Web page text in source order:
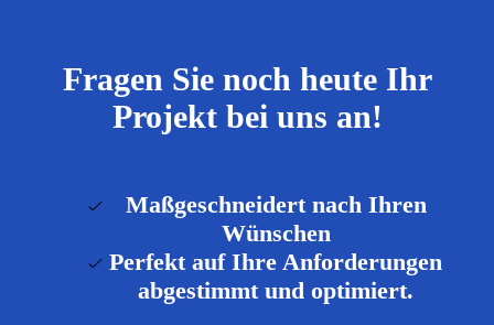
Fragen Sie noch heute Ihr
Projekt bei uns an!
Maßgeschneidert nach Ihren
Wünschen
Perfekt auf Ihre Anforderungen
abgestimmt und optimiert.